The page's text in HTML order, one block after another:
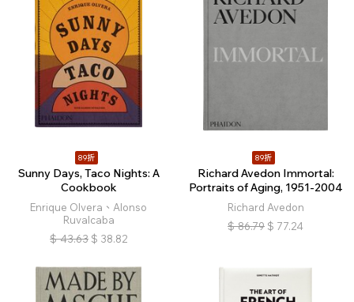
89折
Sunny Days, Taco Nights: A
Cookbook
Enrique Olvera、Alonso
Ruvalcaba
$ 43.63 $ 38.82
89折
Richard Avedon Immortal:
Portraits of Aging, 1951-2004
Richard Avedon
$ 86.79 $ 77.24